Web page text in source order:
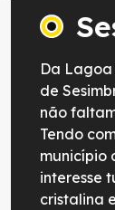
Da
de
não
Tendo
município
interesse
cristalina